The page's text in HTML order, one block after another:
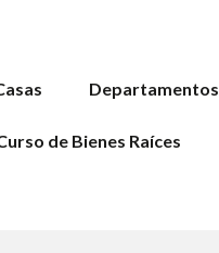
Departamentos
de Bienes Raíces